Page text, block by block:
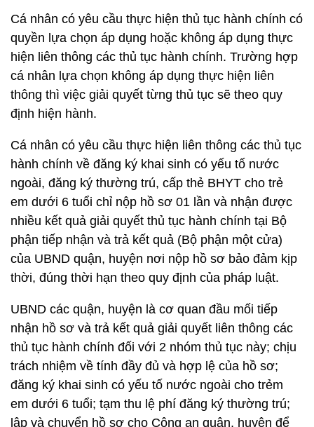
Cá nhân có yêu cầu thực hiện thủ tục hành chính có
quyền lựa chọn áp dụng hoặc không áp dụng thực
hiện liên thông các thủ tục hành chính. Trường hợp
cá nhân lựa chọn không áp dụng thực hiện liên
thông thì việc giải quyết từng thủ tục sẽ theo quy
định hiện hành.
Cá nhân có yêu cầu thực hiện liên thông các thủ tục
hành chính về đăng ký khai sinh có yếu tố nước
ngoài, đăng ký thường trú, cấp thẻ BHYT cho trẻ
em dưới 6 tuổi chỉ nộp hồ sơ 01 lần và nhận được
nhiều kết quả giải quyết thủ tục hành chính tại Bộ
phận tiếp nhận và trả kết quả (Bộ phận một cửa)
của UBND quận, huyện nơi nộp hồ sơ bảo đảm kịp
thời, đúng thời hạn theo quy định của pháp luật.
UBND các quận, huyện là cơ quan đầu mối tiếp
nhận hồ sơ và trả kết quả giải quyết liên thông các
thủ tục hành chính đối với 2 nhóm thủ tục này; chịu
trách nhiệm về tính đầy đủ và hợp lệ của hồ sơ;
đăng ký khai sinh có yếu tố nước ngoài cho trẻm
em dưới 6 tuổi; tạm thu lệ phí đăng ký thường trú;
lập và chuyển hồ sơ cho Công an quận, huyện để